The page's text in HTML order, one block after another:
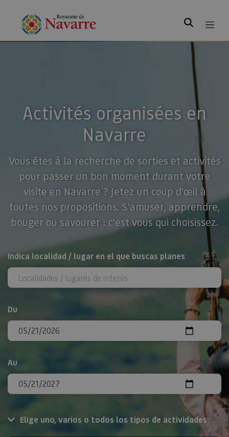
Rechercher
Activités organisées en
Navarre
Vous êtes à la recherche de sorties et activités
pour passer un bon moment durant votre
visite en Navarre ? Jetez un coup d'œil à
toutes nos propositions. S'amuser, apprendre,
bouger ou savourer : c'est vous qui choisissez.
Rechercher
Indica localidad / lugar en el que buscas planes
Du
Au
Elige uno, varios o todos los tipos de actividades: